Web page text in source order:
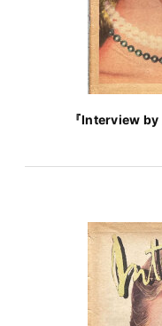
『Interview